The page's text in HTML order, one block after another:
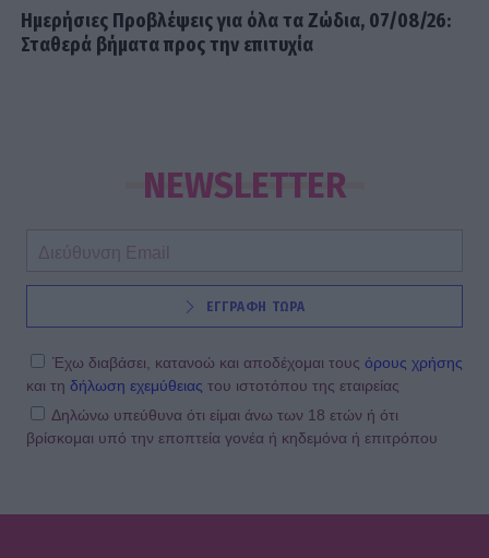
Ημερήσιες Προβλέψεις για όλα τα Ζώδια, 07/08/26:
Σταθερά βήματα προς την επιτυχία
NEWSLETTER
ΕΓΓΡΑΦΗ ΤΩΡΑ
Έχω διαβάσει, κατανοώ και αποδέχομαι τους όρους χρήσης
και τη δήλωση εχεμύθειας του ιστοτόπου της εταιρείας
Δηλώνω υπεύθυνα ότι είμαι άνω των 18 ετών ή ότι
βρίσκομαι υπό την εποπτεία γονέα ή κηδεμόνα ή επιτρόπου